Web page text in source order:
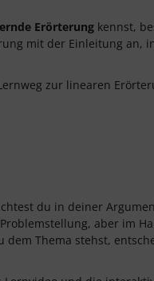
Erörterung kennst,
mit der Einleitung an,
zur linearen
du in deiner
aber im
dem Thema stehst,